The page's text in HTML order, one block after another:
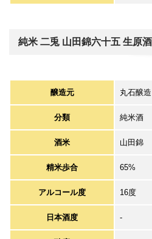
純米 二兎 山田錦六十五 生原酒
醸造元 丸石醸
分類 純米酒
酒米 山田錦
精米歩合 65%
アルコール度 16度
日本酒度 -